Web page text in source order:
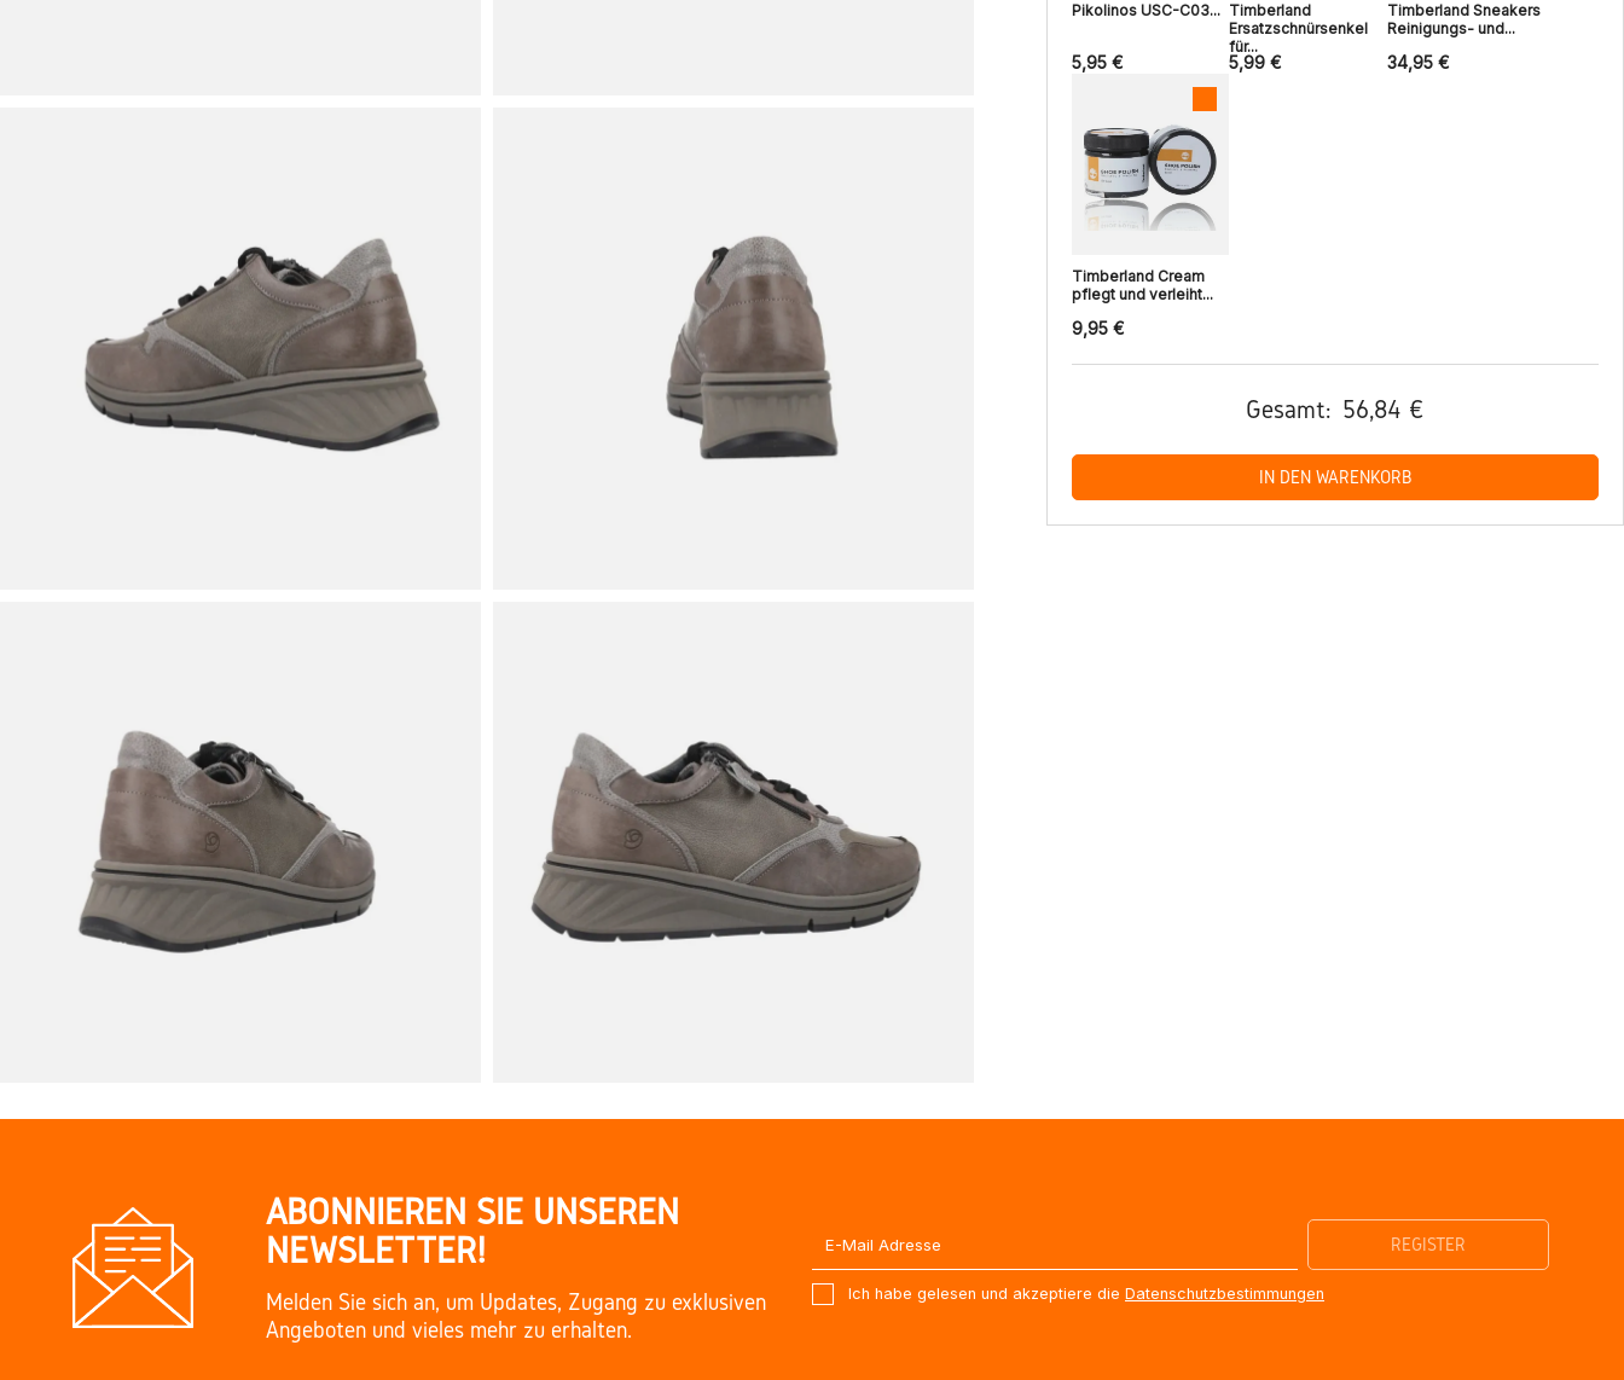
Pikolinos USC-C03...
5,95 €
Timberland
Ersatzschnürsenkel
für...
5,99 €
Timberland Sneakers
Reinigungs- und...
34,95 €
Timberland Cream
pflegt und verleiht...
9,95 €
Gesamt: 56,84 €
IN DEN WARENKORB
ABONNIEREN SIE UNSEREN
NEWSLETTER!
Melden Sie sich an, um Updates, Zugang zu exklusiven
Angeboten und vieles mehr zu erhalten.
Ich habe gelesen und akzeptiere die Datenschutzbestimmungen